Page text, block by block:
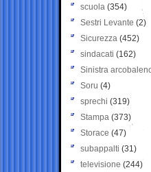
scuola (354)
Sestri Levante (2)
Sicurezza (452)
sindacati (162)
Sinistra
Soru (4)
sprechi (319)
Stampa (373)
Storace (47)
subappalti (31)
televisione(244)